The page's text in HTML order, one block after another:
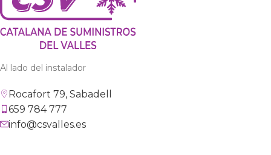
Al lado del instalador
Rocafort 79, Sabadell
659 784 777
info@csvalles.es